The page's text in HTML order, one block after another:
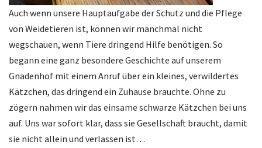
Auch wenn unsere Hauptaufgabe der Schutz und die Pflege
von Weidetieren ist, können wir manchmal nicht
wegschauen, wenn Tiere dringend Hilfe benötigen. So
begann eine ganz besondere Geschichte auf unserem
Gnadenhof mit einem Anruf über ein kleines, verwildertes
Kätzchen, das dringend ein Zuhause brauchte. Ohne zu
zögern nahmen wir das einsame schwarze Kätzchen bei uns
auf. Uns war sofort klar, dass sie Gesellschaft braucht, damit
sie nicht allein und verlassen ist…